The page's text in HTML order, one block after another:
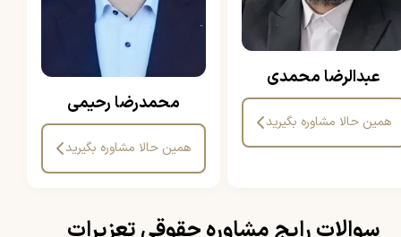
عبدالرضا محمدی
همین حالا مشاوره بگیرید
محمدرضا رحیمی
همین حالا مشاوره بگیرید